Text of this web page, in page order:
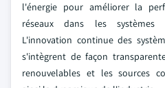
l'énergie pour améliorer la
réseaux dans les systèmes
L'innovation continue des
s'intègrent de façon
renouvelables et les sources